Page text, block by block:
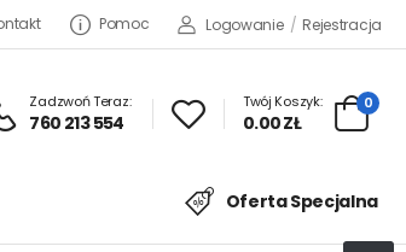
Pomoc Logowanie / Rejestracja
Zadzwoń Teraz:
760 213 554
Twój Koszyk:
0.00 ZŁ
0
Oferta Specjalna